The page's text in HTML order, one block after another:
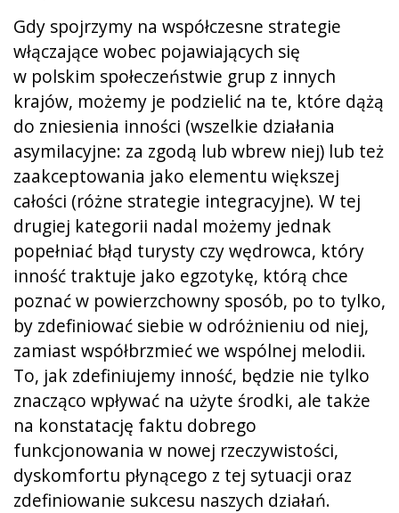
Gdy spojrzymy na współczesne strategie
włączające wobec pojawiających się
w polskim społeczeństwie grup z innych
krajów, możemy je podzielić na te, które dążą
do zniesienia inności (wszelkie działania
asymilacyjne: za zgodą lub wbrew niej) lub też
zaakceptowania jako elementu większej
całości (różne strategie integracyjne). W tej
drugiej kategorii nadal możemy jednak
popełniać błąd turysty czy wędrowca, który
inność traktuje jako egzotykę, którą chce
poznać w powierzchowny sposób, po to tylko,
by zdefiniować siebie w odróżnieniu od niej,
zamiast współbrzmieć we wspólnej melodii.
To, jak zdefiniujemy inność, będzie nie tylko
znacząco wpływać na użyte środki, ale także
na konstatację faktu dobrego
funkcjonowania w nowej rzeczywistości,
dyskomfortu płynącego z tej sytuacji oraz
zdefiniowanie sukcesu naszych działań.